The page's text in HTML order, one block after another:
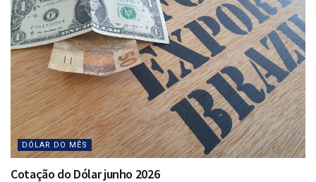
DÓLAR DO MÊS
Cotação do Dólar junho 2026